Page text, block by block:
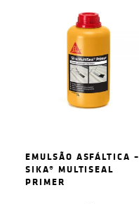
EMULSÃO ASFÁLTICA –
SIKA® MULTISEAL
PRIMER